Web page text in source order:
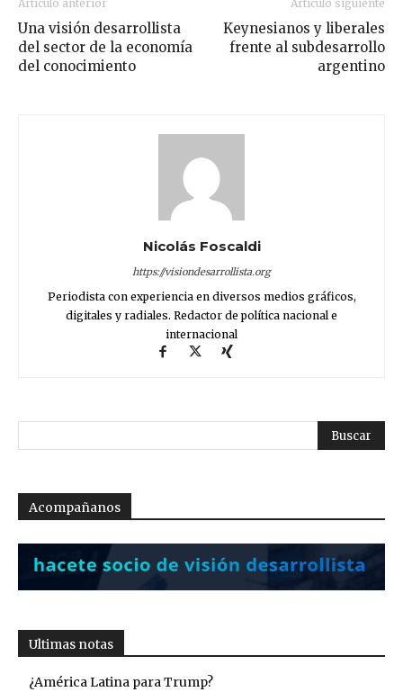
Artículo anterior
Una visión desarrollista
del sector de la economía
del conocimiento
Artículo siguiente
Keynesianos y liberales
frente al subdesarrollo
argentino
Nicolás Foscaldi
https://visiondesarrollista.org
Periodista con experiencia en diversos medios gráficos,
digitales y radiales. Redactor de política nacional e
internacional
Acompañanos
Ultimas notas
¿América Latina para Trump?